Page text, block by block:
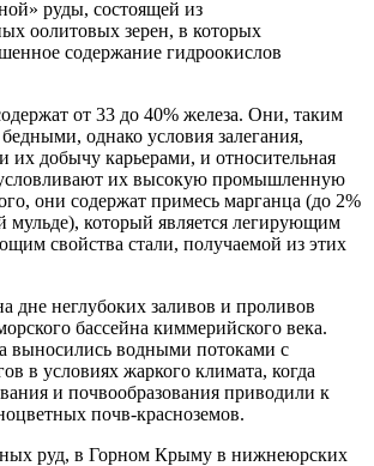
руды, состоящей из
оолитовых зерен, в которых
содержание гидроокислов
от 33 до 40% железа. Они, таким
однако условия залегания,
их добычу карьерами, и относительная
их высокую промышленную
они содержат примесь марганца (до 2%
который является легирующим
свойства стали, получаемой из этих
дне неглубоких заливов и проливов
бассейна киммерийского века.
выносились водными потоками с
в условиях жаркого климата, когда
и почвообразования приводили к
почв-красноземов.
руд, в Горном Крыму в нижнеюрских